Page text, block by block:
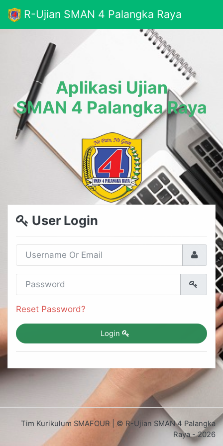
R-Ujian SMAN 4 Palangka Raya
Aplikasi Ujian
SMAN 4 Palangka Raya
User Login
Reset Password?
Login
Tim Kurikulum SMAFOUR | © R-Ujian SMAN 4 Palangka
Raya - 2026